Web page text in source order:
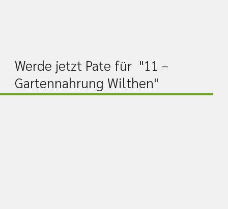
Werde jetzt Pate für "11 –
Gartennahrung Wilthen"